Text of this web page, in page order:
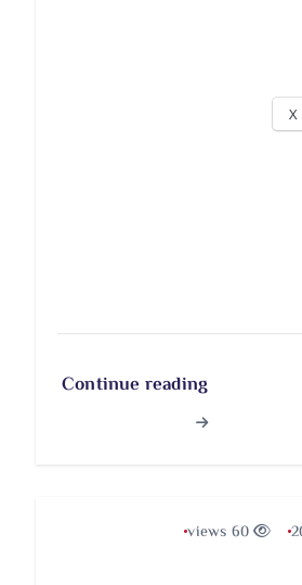
X
Continue reading
60 views